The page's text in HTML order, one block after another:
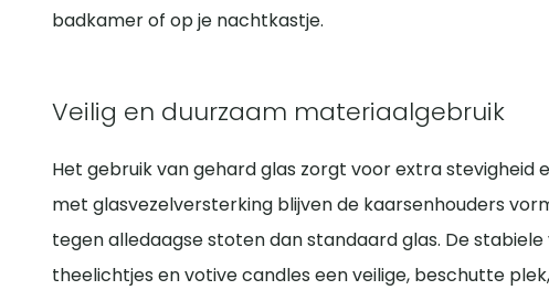
badkamer of op je nachtkastje.
Veilig en duurzaam materiaalgebruik
Het gebruik van gehard glas zorgt voor extra stevigheid
met glasvezelversterking blijven de kaarsenhouders
tegen alledaagse stoten dan standaard glas. De
theelichtjes en votive candles een veilige, beschutte